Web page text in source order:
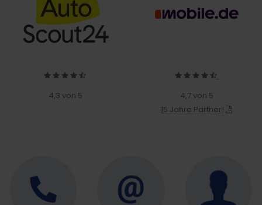
4,3 von 5
4,7 von 5
15 Jahre Partner!